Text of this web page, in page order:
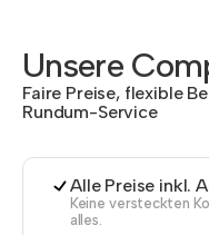
Unsere
Faire Preise, flexible
Rundum-Service
Alle Preise inkl.
Keine versteckten
alles.